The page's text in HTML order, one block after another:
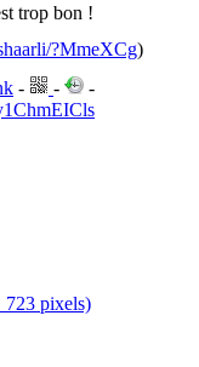
trop bon !
?MmeXCg)
- -
-
723 pixels)